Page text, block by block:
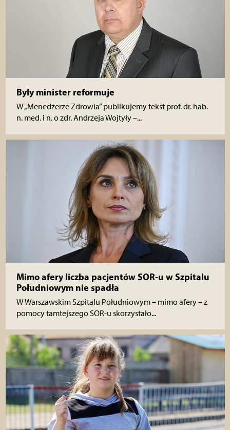
Były minister reformuje
W „Menedżerze Zdrowia” publikujemy tekst prof. dr. hab.
n. med. i n. o zdr. Andrzeja Wojtyły –...
Mimo afery liczba pacjentów SOR-u w Szpitalu
Południowym nie spadła
W Warszawskim Szpitalu Południowym – mimo afery – z
pomocy tamtejszego SOR-u skorzystało...